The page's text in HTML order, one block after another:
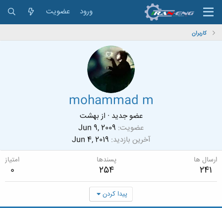
ورود عضویت
کاربران
mohammad m
عضو جدید · ازبهشت
عضویت Jun 9, 2009
آخرین بازدید Jun 4, 2019
ارسال ها
241
پسندها
254
امتیاز
0
پیدا کردن